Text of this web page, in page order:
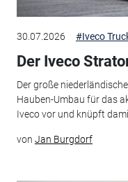
30.07.2026 #Iveco
Der Iveco
Der große
Hauben-Umbau für das
Iveco vor und knüpft
von Jan Burgdorf